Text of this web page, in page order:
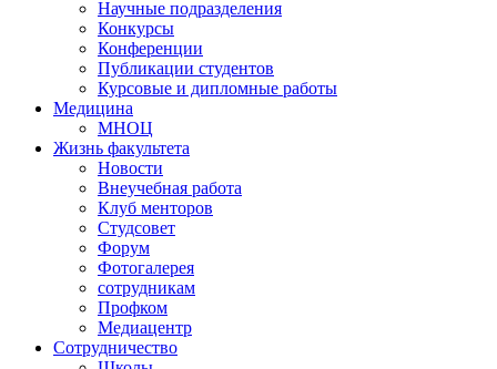
Научные подразделения
Конкурсы
Конференции
Публикации студентов
Курсовые и дипломные работы
Медицина
МНОЦ
Жизнь факультета
Новости
Внеучебная работа
Клуб менторов
Студсовет
Форум
Фотогалерея
сотрудникам
Профком
Медиацентр
Сотрудничество